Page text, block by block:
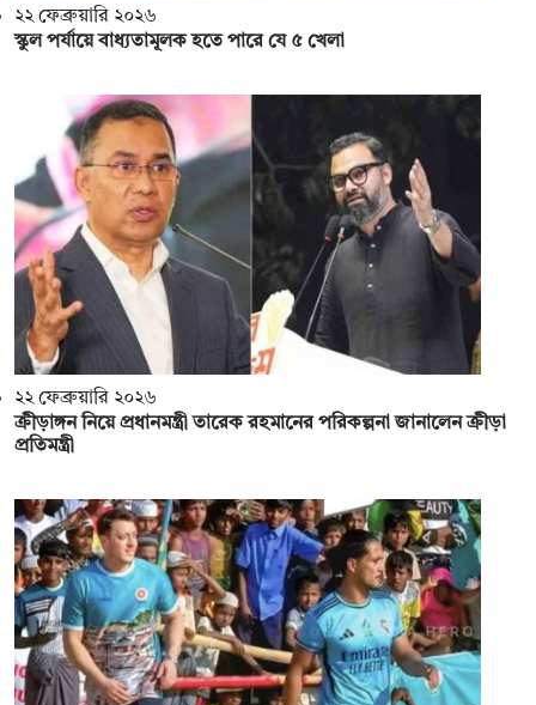
২২ ফেব্রুয়ারি ২০২৬
স্কুল পর্যায়ে বাধ্যতামূলক হতে পারে যে ৫ খেলা
২২ ফেব্রুয়ারি ২০২৬
ক্রীড়াঙ্গন নিয়ে প্রধানমন্ত্রী তারেক রহমানের পরিকল্পনা জানালেন ক্রীড়া
প্রতিমন্ত্রী